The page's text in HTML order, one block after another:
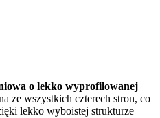
o lekko wyprofilowanej
ze wszystkich czterech stron, co
lekko wyboistej strukturze